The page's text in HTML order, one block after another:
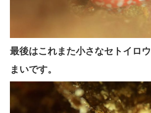
最後はこれまた小さなセトイロ
まいです。